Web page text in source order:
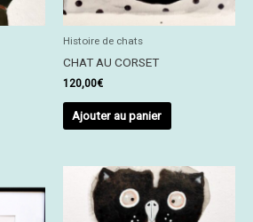
Histoire de chats
CHAT AU CORSET
120,00€
Ajouter au panier